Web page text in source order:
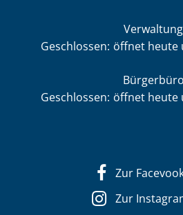
Klicken, um weitere
Geschlossen: öffnet heute
Klicken, um weitere
Geschlossen: öffnet heute
Zur
Zur